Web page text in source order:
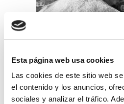
Esta página web usa cookies
Las cookies de este sitio web
el contenido y los anuncios,
sociales y analizar el tráfico.